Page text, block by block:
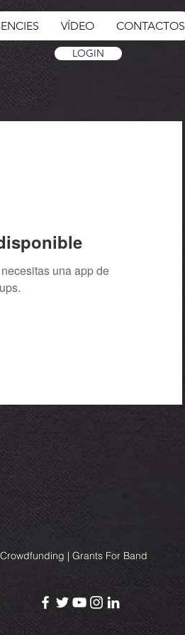
VÍDEO CONTACTOS
LOGIN
una app de
| Grants For Band